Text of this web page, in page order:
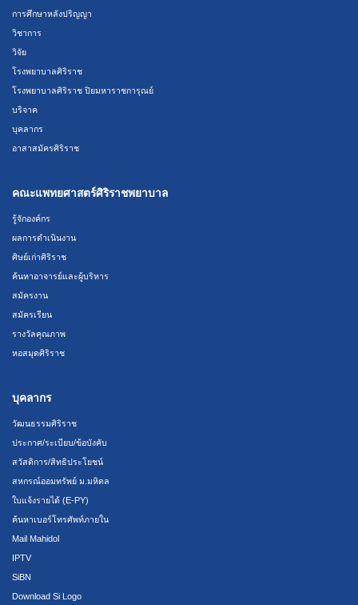
การศึกษาหลังปริญญา
วิชาการ
วิจัย
โรงพยาบาลศิริราช
โรงพยาบาลศิริราช ปิยมหาราชการุณย์
บริจาค
บุคลากร
อาสาสมัครศิริราช
คณะแพทยศาสตร์ศิริราชพยาบาล
รู้จักองค์กร
ผลการดำเนินงาน
ศิษย์เก่าศิริราช
ค้นหาอาจารย์และผู้บริหาร
สมัครงาน
สมัครเรียน
รางวัลคุณภาพ
หอสมุดศิริราช
บุคลากร
วัฒนธรรมศิริราช
ประกาศ/ระเบียบ/ข้อบังคับ
สวัสดิการ/สิทธิประโยชน์
สหกรณ์ออมทรัพย์ ม.มหิดล
ใบแจ้งรายได้ (E-PY)
ค้นหาเบอร์โทรศัพท์ภายใน
Mail Mahidol
IPTV
SiBN
Download Si Logo